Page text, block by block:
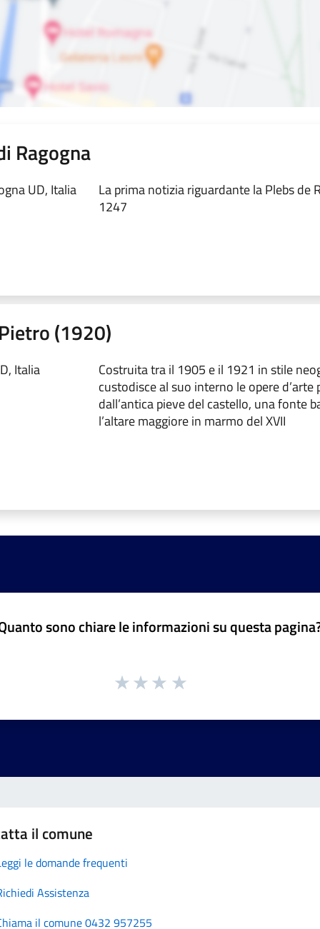
Ragogna
UD, Italia
La prima notizia riguardante la Plebs de
1247
(1920)
Italia
Costruita tra il 1905 e il 1921 in stile
custodisce al suo interno le opere
dall’antica pieve del castello, una fonte
l’altare maggiore in marmo del XVII
sono chiare le informazioni su questa
il comune
le domande frequenti
Assistenza
il comune 0432 957255